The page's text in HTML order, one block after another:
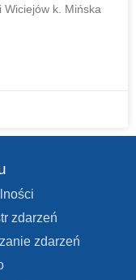
Wiciejów k. Mińska
zdarzeń
zdarzeń